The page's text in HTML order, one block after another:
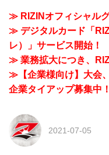
≫ RIZINオフィシャル
≫ デジタルカード「
レ）」サービス開始！
≫ 業務拡大につき、
≫【企業様向け】大会
企業タイアップ募集中！
2021-07-05